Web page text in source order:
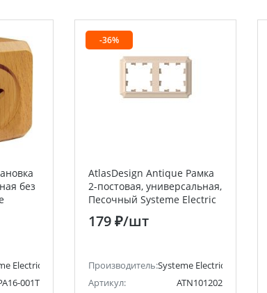
без
Electric (ранее Schneider Electric)
001T
-36%
AtlasDesign Antique Рамка
2-постовая, универсальная,
Песочный Systeme Electric
(Schneider Electric)
179 ₽/шт
Производитель:Systeme Electric (ранее
Артикул:
ATN101202